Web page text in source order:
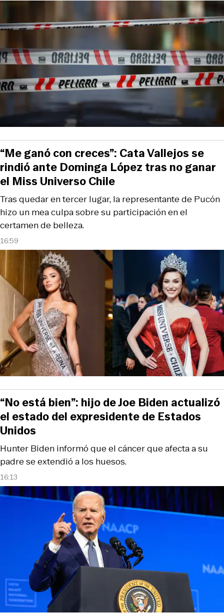
16:59
Tras quedar en tercer lugar, la representante de Pucón
hizo un mea culpa sobre su participación en el
certamen de belleza.
“Me ganó con creces”: Cata Vallejos se
rindió ante Dominga López tras no ganar
el Miss Universo Chile
16:13
Hunter Biden informó que el cáncer que afecta a su
padre se extendió a los huesos.
“No está bien”: hijo de Joe Biden actualizó
el estado del expresidente de Estados
Unidos